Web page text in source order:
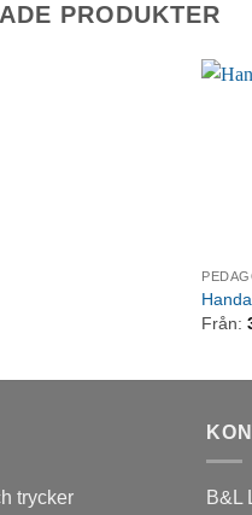
PRODUKTER
Från:
trycker B&L